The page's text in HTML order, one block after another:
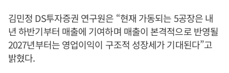
김민정 DS투자증권 연구원은 “현재 가동되는 5공장은 내
년 하반기부터 매출에 기여하며 매출이 본격적으로 반영될
2027년부터는 영업이익이 구조적 성장세가 기대된다”고
밝혔다.